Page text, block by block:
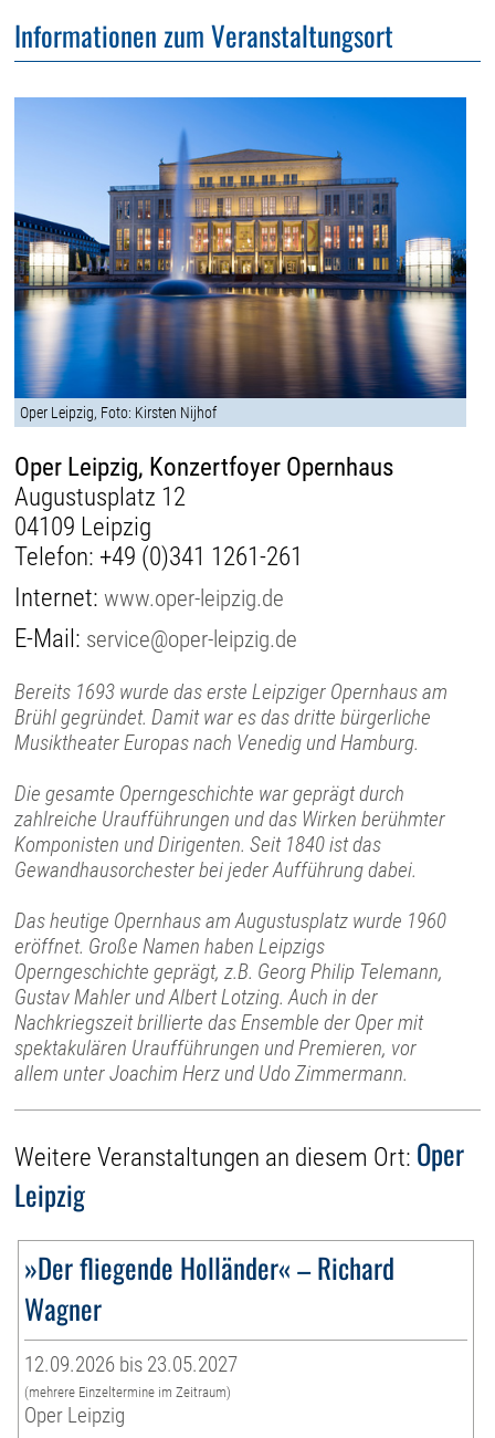
Informationen zum Veranstaltungsort
Oper Leipzig, Foto: Kirsten Nijhof
Oper Leipzig, Konzertfoyer Opernhaus
Augustusplatz 12
04109 Leipzig
Telefon: +49 (0)341 1261-261
Internet:www.oper-leipzig.de
E-Mail: service@oper-leipzig.de
Bereits 1693 wurde das erste Leipziger Opernhaus am
Brühl gegründet. Damit war es das dritte bürgerliche
Musiktheater Europas nach Venedig und Hamburg.
Die gesamte Operngeschichte war geprägt durch
zahlreiche Uraufführungen und das Wirken berühmter
Komponisten und Dirigenten. Seit 1840 ist das
Gewandhausorchester bei jeder Aufführung dabei.
Das heutige Opernhaus am Augustusplatz wurde 1960
eröffnet. Große Namen haben Leipzigs
Operngeschichte geprägt, z.B. Georg Philip Telemann,
Gustav Mahler und Albert Lotzing. Auch in der
Nachkriegszeit brillierte das Ensemble der Oper mit
spektakulären Uraufführungen und Premieren, vor
allem unter Joachim Herz und Udo Zimmermann.
Weitere Veranstaltungen an diesem Ort: Oper
Leipzig
»Der fliegende Holländer« – Richard
Wagner
12.09.2026 bis 23.05.2027
(mehrere Einzeltermine im Zeitraum)
Oper Leipzig